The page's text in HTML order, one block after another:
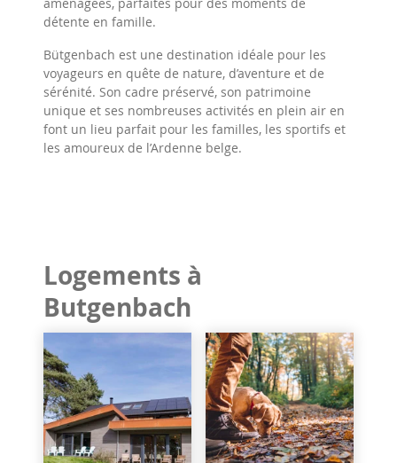
aménagées, parfaites pour des moments de
détente en famille.
Bütgenbach est une destination idéale pour les
voyageurs en quête de nature, d’aventure et de
sérénité. Son cadre préservé, son patrimoine
unique et ses nombreuses activités en plein air en
font un lieu parfait pour les familles, les sportifs et
les amoureux de l’Ardenne belge.
Logements à
Butgenbach